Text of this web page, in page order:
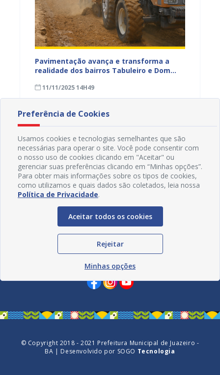
Pavimentação avança e transforma a
realidade dos bairros Tabuleiro e Dom
11/11/2025 14H49
Redes Sociais
© Copyright 2018 - 2021 Prefeitura Municipal de Juazeiro -
BA | Desenvolvido por SOGO Tecnologia
Preferência de Cookies
Usamos cookies e tecnologias semelhantes que são
necessárias para operar o site. Você pode consentir com
o nosso uso de cookies clicando em "Aceitar" ou
gerenciar suas preferências clicando em “Minhas opções”.
Para obter mais informações sobre os tipos de cookies,
como utilizamos e quais dados são coletados, leia nossa
Política de Privacidade.
Aceitar todos os cookies
Rejeitar
Minhas opções